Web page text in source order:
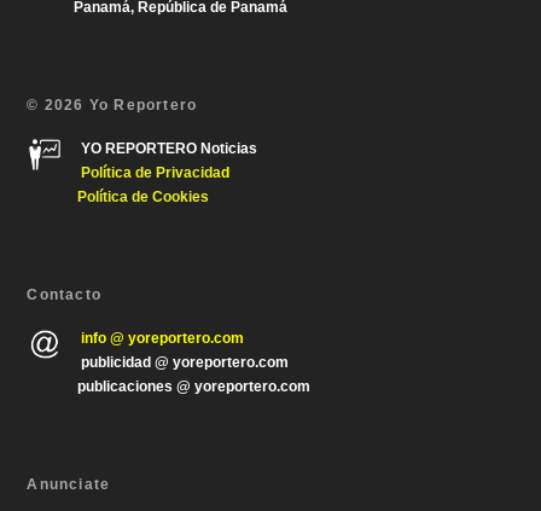
Panamá, República de Panamá
© 2026 Yo Reportero
YO REPORTERO Noticias
Política de Privacidad
Política de Cookies
Contacto
info @ yoreportero.com
publicidad @ yoreportero.com
publicaciones @ yoreportero.com
Anunciate